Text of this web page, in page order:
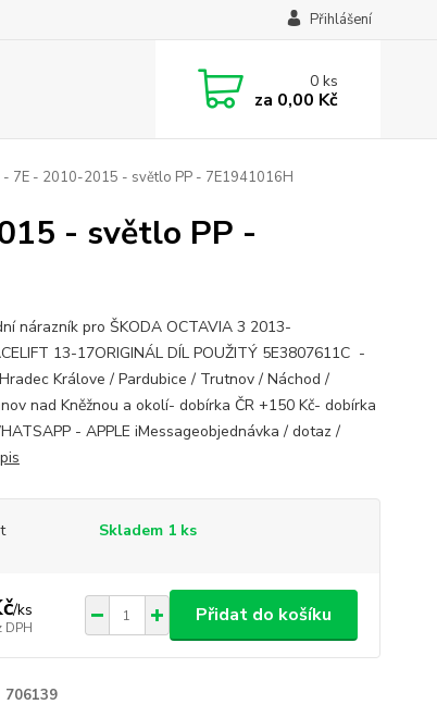
Přihlášení
0ks
za 0,00 Kč
- 7E - 2010-2015 - světlo PP - 7E1941016H
- světlo PP -
nárazník pro ŠKODA OCTAVIA 3 2013-
13-17ORIGINÁL DÍL POUŽITÝ 5E3807611C -
Králove / Pardubice / Trutnov / Náchod /
nad Kněžnou a okolí- dobírka ČR +150 Kč- dobírka
- APPLE iMessageobjednávka / dotaz /
Skladem 1 ks
/ks
DPH
Přidat do košíku
706139